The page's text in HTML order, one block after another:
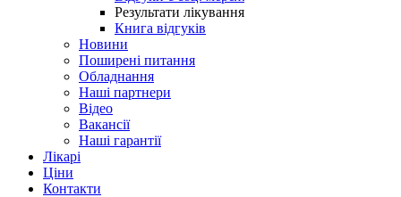
Результати лікування
Книга відгуків
Новини
Поширені питання
Обладнання
Наші партнери
Відео
Вакансії
Наші гарантії
Лікарі
Ціни
Контакти